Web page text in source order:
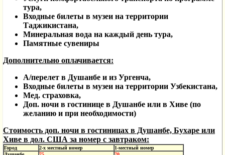
тура,
Входные билеты в музеи на территории
Таджикистана,
Минеральная вода на каждый день тура,
Памятные сувениры
Дополнительно оплачивается:
А/перелет в Душанбе и из Ургенча,
Входные билеты в музеи на территории Узбекистана,
Мед. страховка,
Доп. ночи в гостинице в Душанбе или в Хиве (по
желанию и при необходимости)
Стоимость доп. ночи в гостиницах в Душанбе, Бухаре или
Хиве в дол. США за номер с завтраком:
Город 2-х местный номер
1-местный номер